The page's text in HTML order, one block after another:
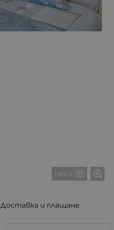
1 от 3
Доставка и плащане